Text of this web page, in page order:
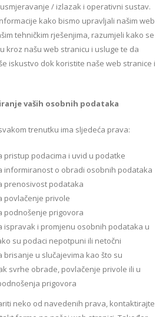
/ izlazak i operativni sustav.
kako bismo upravljali našim web
tehničkim rješenjima, razumjeli kako se
kroz našu web stranicu i usluge te da
iskustvo dok koristite naše web stranice i
vaših osobnih podataka
trenutku ima sljedeća prava:
pristup podacima i uvid u podatke
informiranost o obradi osobnih podataka
prenosivost podataka
povlačenje privole
podnošenje prigovora
ispravak i promjenu osobnih podataka u
su podaci nepotpuni ili netočni
brisanje u slučajevima kao što su
svrhe obrade, povlačenje privole ili u
prigovora
neko od navedenih prava, kontaktirajte